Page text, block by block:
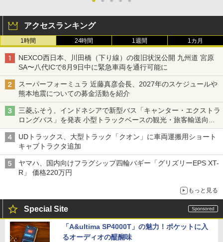
アクセスランキング
1時間 24時間 1週間 1カ月
NEXCO西日本、川田橋（下り線）の復旧状況公開 九州道 宮原
SA〜八代ICで8月9日中に緊急車両を通行可能に
スーパーフォーミュラ 近藤真彦会長、2027年のスケジュールや
熊本地震についての募金活動を紹介
三菱ふそう、インドネシアで新型バス「キャンター・エクストラ
ロングバス」を発表 小型トラックベースの観光・旅客輸送向け
バス
UDトラックス、大型トラック「クオン」に車両運搬用ショート
キャブトラクタ追加
ヤマハ、国内向けフラグシップ四輪バギー「グリズリーEPS XT-
R」 価格220万円
もっと見る
Special Site
「A&ultima SP4000T」の魅力！ポケットに入
るオーディオの醍醐味